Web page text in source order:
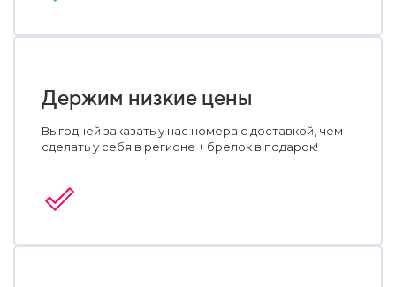
Держим низкие цены
Выгодней заказать у нас номера с доставкой, чем
сделать у себя в регионе + брелок в подарок!